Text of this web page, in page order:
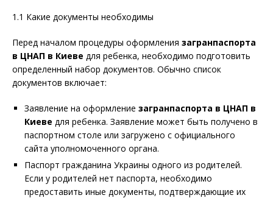
1.1 Какие документы необходимы
Перед началом процедуры оформления загранпаспорта
в ЦНАП в Киеве для ребенка, необходимо подготовить
определенный набор документов. Обычно список
документов включает:
Заявление на оформление загранпаспорта в ЦНАП в
Киеве для ребенка. Заявление может быть получено в
паспортном столе или загружено с официального
сайта уполномоченного органа.
Паспорт гражданина Украины одного из родителей.
Если у родителей нет паспорта, необходимо
предоставить иные документы, подтверждающие их